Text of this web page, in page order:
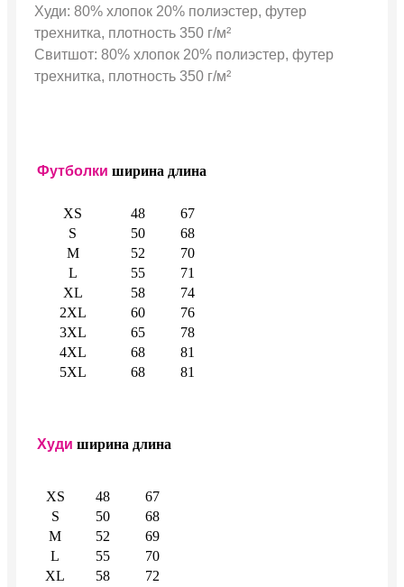
Худи: 80% хлопок 20% полиэстер, футер
трехнитка, плотность 350 г/м²
Свитшот: 80% хлопок 20% полиэстер, футер
трехнитка, плотность 350 г/м²
Футболки ширина длина
XS 48
67
S
50
68
M
52
70
L
55
71
XL
58
74
2XL
60
76
3XL
65
78
4XL
68
81
5XL
68 81
Худи ширина длина
XS 48
67
S
50
68
M
52
69
L
55
70
XL
58
72